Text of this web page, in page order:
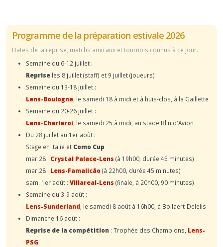
Programme de la préparation estivale 2026
Dates de la reprise, matchs amicaux et tournois connus à ce jour.
Semaine du 6-12 juillet :
Reprise les 8 juillet (staff) et 9 juillet (joueurs)
Semaine du 13-18 juillet :
Lens-Boulogne , le samedi 18 à midi et à huis-clos, à la Gaillette
Semaine du 20-26 juillet :
Lens-Charleroi , le samedi 25 à midi, au stade Blin d'Avion
Du 28 juillet au 1er août :
Stage en Italie et Como Cup
mar.28 : Crystal Palace-Lens (à 19h00, durée 45 minutes)
mar.28 : Lens-Famalicão(à 22h00, durée 45 minutes)
sam. 1er août : Villareal-Lens (finale, à 20h00, 90 minutes)
Semaine du 3-9 août :
Lens-Sunderland , le samedi 8 août à 16h00, à Bollaert-Delelis
Dimanche 16 août :
Reprise de la compétition : Trophée des Champions, Lens-
PSG